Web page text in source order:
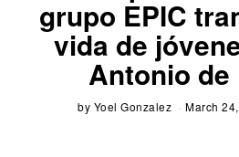
grupo EPIC
vida de
Antonio de
by Yoel Gonzalez March